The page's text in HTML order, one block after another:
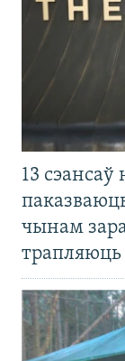
13
чынам
трапляюць